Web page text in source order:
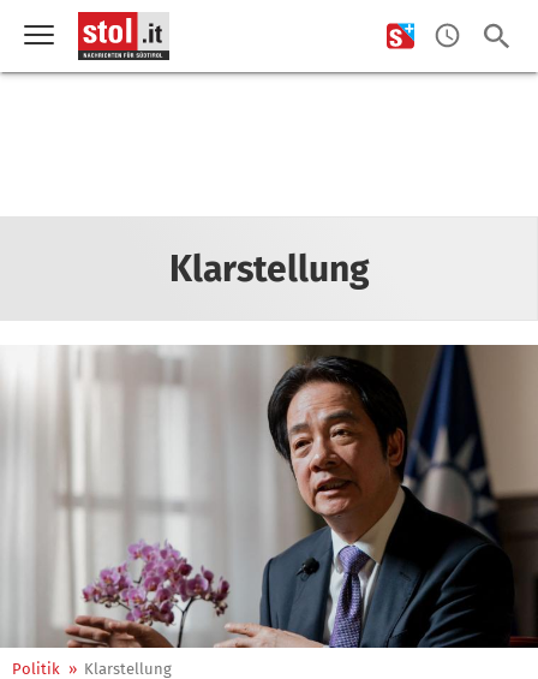
Klarstellung
Politik » Klarstellung